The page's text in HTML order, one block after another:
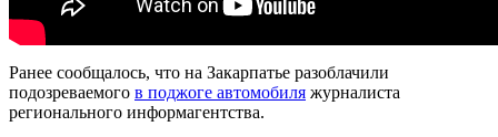
Ранее сообщалось, что на Закарпатье разоблачили
подозреваемого в поджоге автомобиля журналиста
регионального информагентства.